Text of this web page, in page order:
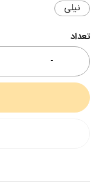
نیلی
تعداد